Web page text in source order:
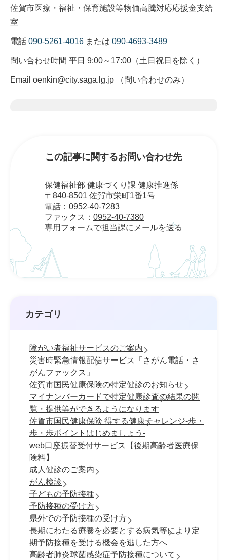
佐賀市医療・福祉・保育施設等物価高騰対応応援金支給
室
電話 090-5261-4016 または 090-4693-3489
問い合わせ時間 平日 9:00～17:00（土日祝日を除く）
Email oenkin@city.saga.lg.jp （問い合わせのみ）
この記事に関するお問い合わせ先
保健福祉部 健康づくり課 健康推進係
〒840-8501 佐賀市栄町1番1号
電話： 0952-40-7283
ファックス： 0952-40-7380
専用フォームで担当課にメールを送る
カテゴリ
障がい者福祉サービスのご案内
災害時緊急情報配信サービス「さがん電話・さ
がんファックス」
佐賀市国民健康保険の特定健診のお知らせ
マイナンバーカードで特定健康診査の結果の閲
覧・提供等ができるようになります
佐賀市国民健康保険 得する健康チャレンジ-歩・
歩・歩ポイントはじめましょう-
web口座振替受付サービス【後期高齢者医療保
険料】
成人健診のご案内
がん検診
子どもの予防接種
予防接種の受け方
県外での予防接種の受け方
長期にわたる療養を必要とする病気等により定
期予防接種を受ける機会を逃した方へ
高齢者肺炎球菌感染症予防接種について